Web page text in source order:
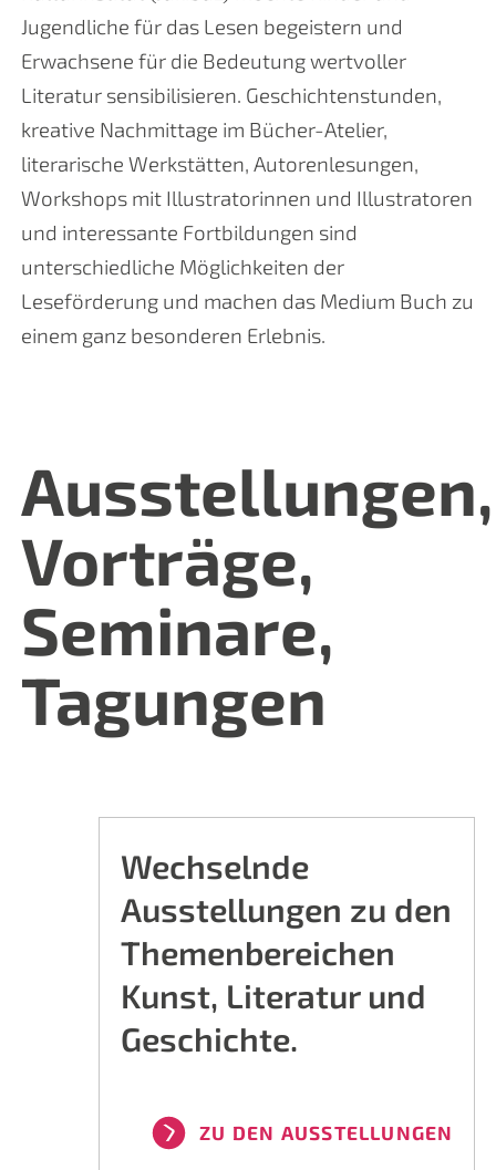
Jugendliche für das Lesen begeistern und
Erwachsene für die Bedeutung wertvoller
Literatur sensibilisieren. Geschichtenstunden,
kreative Nachmittage im Bücher-Atelier,
literarische Werkstätten, Autorenlesungen,
Workshops mit Illustratorinnen und Illustratoren
und interessante Fortbildungen sind
unterschiedliche Möglichkeiten der
Leseförderung und machen das Medium Buch zu
einem ganz besonderen Erlebnis.
Ausstellungen,
Vorträge,
Seminare,
Tagungen
Wechselnde
Ausstellungen zu den
Themenbereichen
Kunst, Literatur und
Geschichte.
ZU DEN AUSSTELLUNGEN